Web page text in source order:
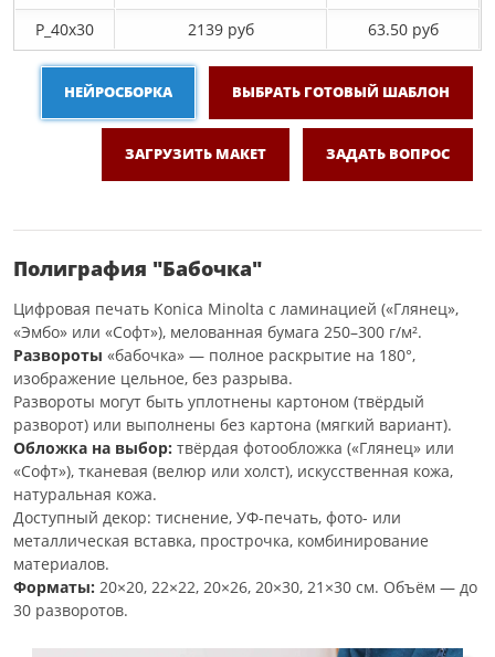
P_40х30
2139 руб 63.50 руб
НЕЙРОСБОРКА ВЫБРАТЬ ГОТОВЫЙ ШАБЛОН
ЗАГРУЗИТЬ МАКЕТ ЗАДАТЬ ВОПРОС
Полиграфия "Бабочка"
Цифровая печать Konica Minolta с ламинацией («Глянец»,
«Эмбо» или «Софт»), мелованная бумага 250–300 г/м².
Развороты «бабочка» — полное раскрытие на 180°,
изображение цельное, без разрыва.
Развороты могут быть уплотнены картоном (твёрдый
разворот) или выполнены без картона (мягкий вариант).
Обложка на выбор: твёрдая фотообложка («Глянец» или
«Софт»), тканевая (велюр или холст), искусственная кожа,
натуральная кожа.
Доступный декор: тиснение, УФ-печать, фото- или
металлическая вставка, прострочка, комбинирование
материалов.
Форматы: 20×20, 22×22, 20×26, 20×30, 21×30 см. Объём — до
30 разворотов.